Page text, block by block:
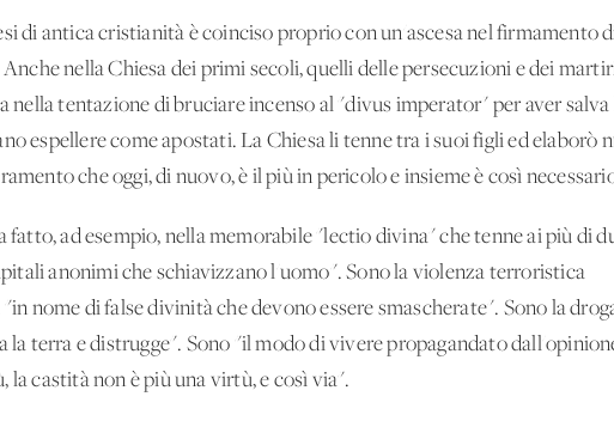
di antica cristianità è coinciso proprio con un'ascesa nel firmamento
nella Chiesa dei primi secoli, quelli delle persecuzioni e dei
nella tentazione di bruciare incenso al "divus imperator" per aver salva
espellere come apostati. La Chiesa li tenne tra i suoi figli ed elaborò
che oggi, di nuovo, è il più in pericolo e insieme è così
ad esempio, nella memorabile "lectio divina" che tenne ai più di
anonimi che schiavizzano l'uomo". Sono la violenza terroristica
nome di false divinità che devono essere smascherate". Sono la
la terra e distrugge". Sono "il modo di vivere propagandato
la castità non è più una virtù, e così via".